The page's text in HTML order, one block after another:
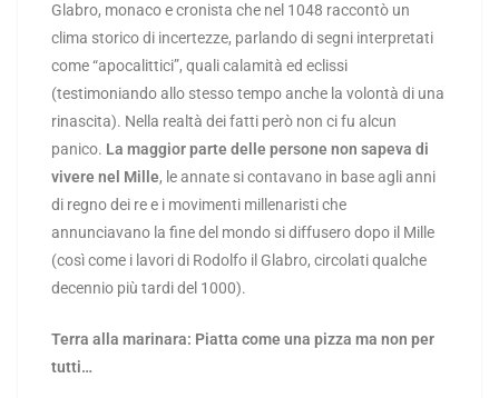
Glabro, monaco e cronista che nel 1048 raccontò un
clima storico di incertezze, parlando di segni interpretati
come “apocalittici”, quali calamità ed eclissi
(testimoniando allo stesso tempo anche la volontà di una
rinascita). Nella realtà dei fatti però non ci fu alcun
panico. La maggior parte delle persone non sapeva di
vivere nel Mille, le annate si contavano in base agli anni
di regno dei re e i movimenti millenaristi che
annunciavano la fine del mondo si diffusero dopo il Mille
(così come i lavori di Rodolfo il Glabro, circolati qualche
decennio più tardi del 1000).
Terra alla marinara: Piatta come una pizza ma non per
tutti…